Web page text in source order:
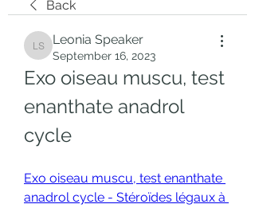
Back
Leonia Speaker
Leonia Speaker
September 16, 2023
Exo oiseau muscu, test
enanthate anadrol
cycle
Exo oiseau muscu, test enanthate
anadrol cycle - Stéroïdes légaux à